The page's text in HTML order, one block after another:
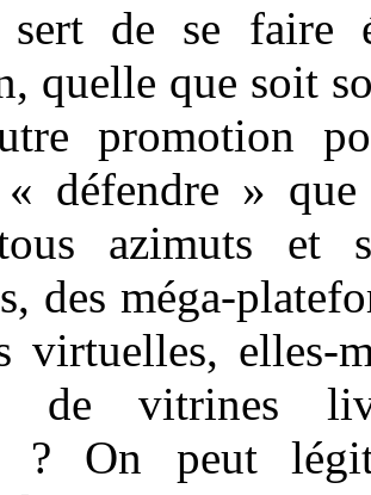
de se faire
quelle que soit
promotion
« défendre »
azimuts et
des méga-
virtuelles, elles-
de vitrines
? On peut